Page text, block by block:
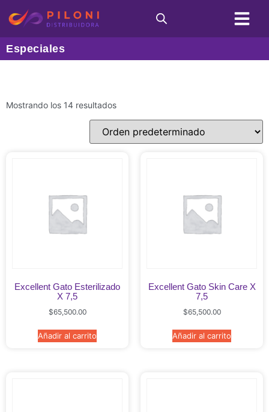
Especiales
Mostrando los 14 resultados
Excellent Gato Esterilizado
X 7,5
$65,500.00
Añadir al carrito
Excellent Gato Skin Care X
7,5
$65,500.00
Añadir al carrito